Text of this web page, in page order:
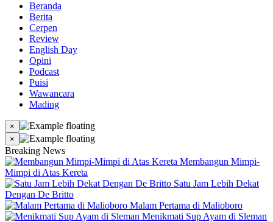
Beranda
Berita
Cerpen
Review
English Day
Opini
Podcast
Puisi
Wawancara
Mading
×
×
Breaking News
Membangun Mimpi-
Mimpi di Atas Kereta
Satu Jam Lebih Dekat
Dengan De Britto
Malam Pertama di Malioboro
Menikmati Sup Ayam di Sleman